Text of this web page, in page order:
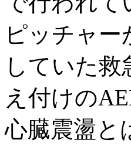
ピッチャ
していた
え付けの
心臓震盪と